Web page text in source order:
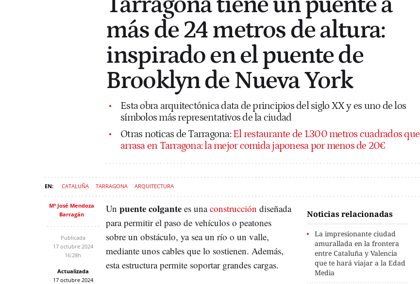
más de 24 metros de altura:
inspirado en el puente de
Brooklyn de Nueva York
Esta obra arquitectónica data de principios del siglo XX y es uno de los
símbolos más representativos de la ciudad
Otras noticas de Tarragona:El restaurante de 1.300 metros cuadrados que
arrasa en Tarragona: la mejor comida japonesa por menos de 20€
CATALUÑA TARRAGONA ARQUITECTURA
Mª José Mendoza
Barragán
Publicada
17 octubre 2024
16:28h
Actualizada
17 octubre 2024
Noticias relacionadas
La impresionante ciudad
amurallada en la frontera
entre Cataluña y Valencia
que te hará viajar a la Edad
Media
Un puente colgante es unaconstrucción diseñada
para permitir el paso de vehículos o peatones
sobre un obstáculo, ya sea un río o un valle,
mediante unos cables que lo sostienen. Además,
esta estructura permite soportar grandes cargas.